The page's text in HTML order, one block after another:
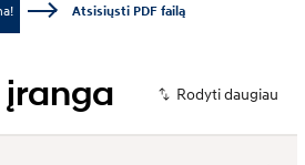
Atsisiųsti PDF failą